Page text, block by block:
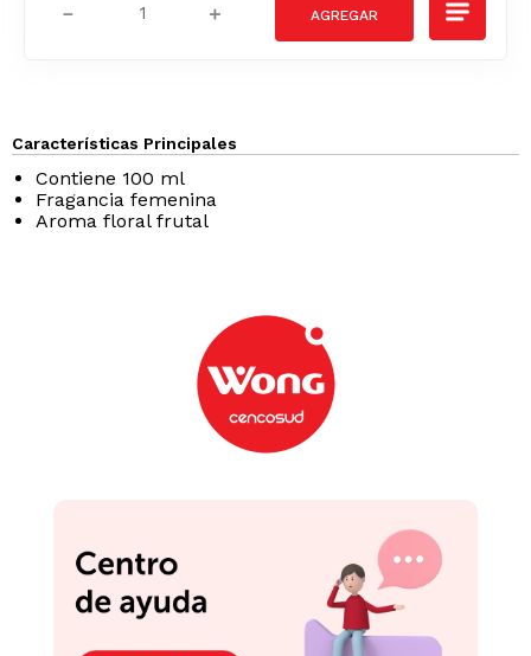
＋
－
Características Principales
Contiene 100 ml
Fragancia femenina
Aroma floral frutal